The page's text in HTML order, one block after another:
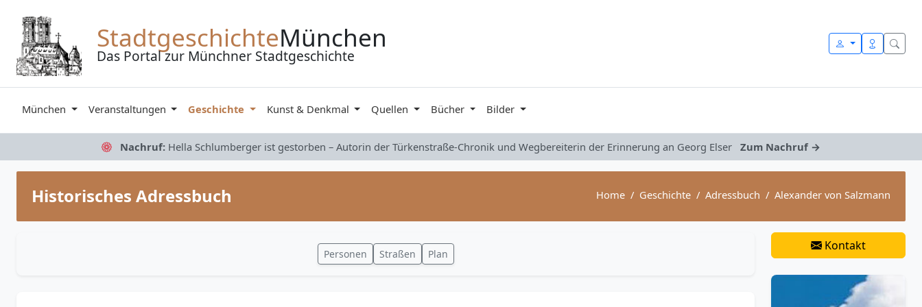
StadtgeschichteMünchen
Das Portal zur Münchner Stadtgeschichte
München Veranstaltungen Geschichte Kunst & Denkmal Quellen Bücher Bilder
Nachruf: Hella Schlumberger ist gestorben – Autorin der Türkenstraße-Chronik und Wegbereiterin der Erinnerung an Georg Elser Zum Nachruf →
Historisches Adressbuch Home Geschichte Adressbuch Alexander von Salzmann
Personen Straßen Plan
Kontakt